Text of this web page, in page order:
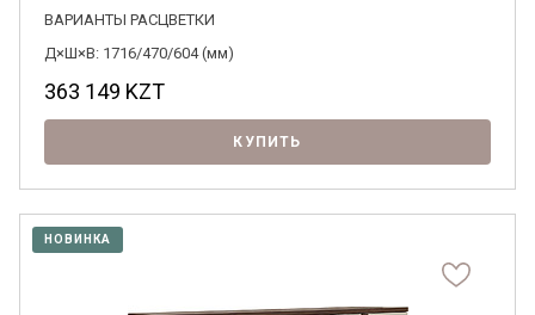
ВАРИАНТЫ РАСЦВЕТКИ
Д×Ш×В: 1716/470/604 (мм)
363 149 KZT
КУПИТЬ
НОВИНКА